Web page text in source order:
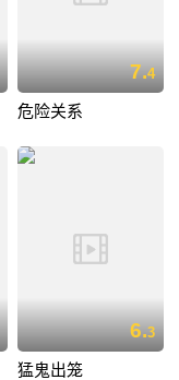
7.4
危险关系
6.3
猛鬼出笼